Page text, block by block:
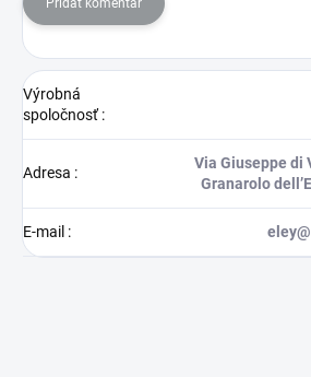
Pridať komentár
Výrobná
spoločnosť:
Adresa :
Via Giuseppe di
Granarolo
E-mail :